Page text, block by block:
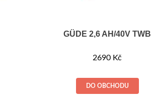
GÜDE 2,6 AH/40V TWB
2690 Kč
DO OBCHODU